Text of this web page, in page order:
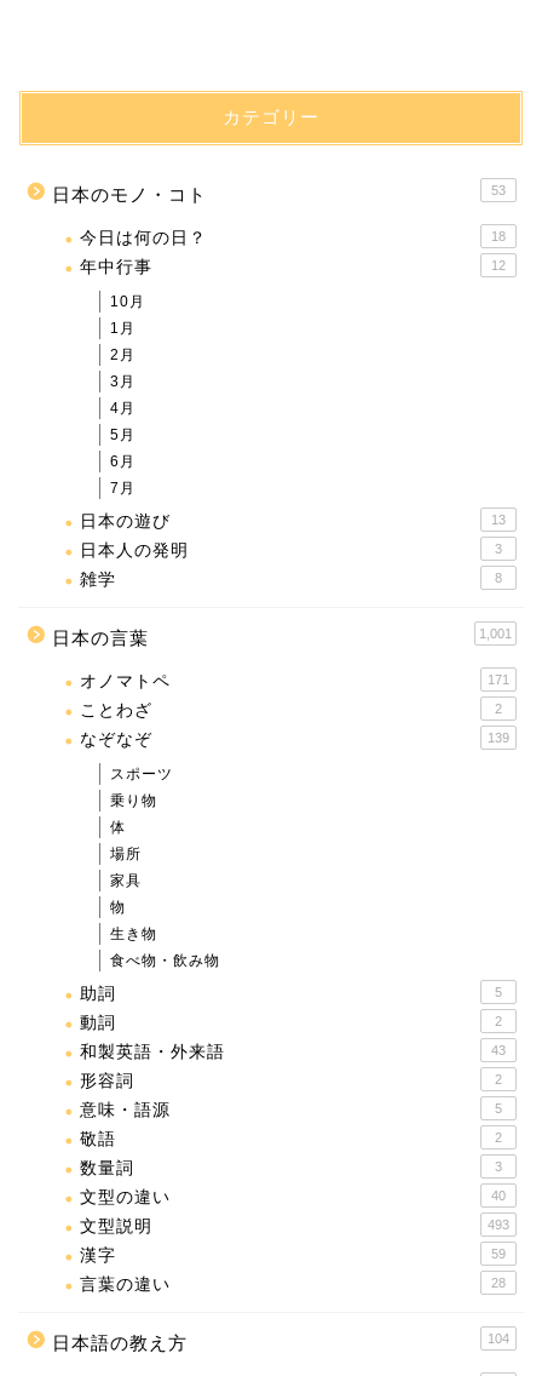
カテゴリー
日本のモノ・コト 53
今日は何の日？ 18
年中行事 12
10月
1月
2月
3月
4月
5月
6月
7月
日本の遊び 13
日本人の発明 3
雑学 8
日本の言葉 1,001
オノマトペ 171
ことわざ 2
なぞなぞ 139
スポーツ
乗り物
体
場所
家具
物
生き物
食べ物・飲み物
助詞 5
動詞 2
和製英語・外来語 43
形容詞 2
意味・語源 5
敬語 2
数量詞 3
文型の違い 40
文型説明 493
漢字 59
言葉の違い 28
日本語の教え方 104